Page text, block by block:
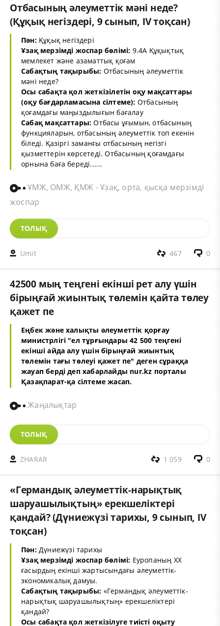
Отбасының әлеуметтік мәні неде?
(Құқық негіздері, 9 сынып, IV тоқсан)
Пән:Құқық негіздері
Ұзақ мерзімді жоспар бөлімі: 9.4A Құқықтық
мемлекет және азаматтық қоғам
Сабақтың тақырыбы: Отбасының әлеуметтік
мәні неде?
Осы сабақта қол жеткізілетін оқу мақсаттары
(оқу бағдарламасына сілтеме): Отбасының
қоғамдағы маңыздылығын бағалау
Сабақ мақсаттары: Отбасы ұғымын, отбасының
функцияларын, отбасының әлеуметтік топ екенін
біледі. Қазіргі заманғы отбасының негізгі
қызметтерін көрсетеді. Отбасының қоғамдағы
орнына баға береді......
ҰМЖ, ОМЖ, ҚМЖ - Ұзақ, орта, қысқа мерзімді
жоспар
ТОЛЫҚ
Umit 0
467
42500 мың теңгені екінші рет алу үшін
бірыңғай жиынтық төлемін қайта төлеу
қажет пе
Еңбек және халықты әлеуметтік қорғау
министрлігі "ел тұрғындары 42 500 теңгені
екінші айда алу үшін бірыңғай жиынтық
төлемін тағы төлеуі қажет пе" деген сұраққа
жауап берді деп хабарлайды nur.kz порталы
Қазақпарат-қа сілтеме жасап.
Жаңалықтар
ТОЛЫҚ
ZHARAR 0
1 059
«Германдық әлеуметтік-нарықтық
шаруашылықтың» ерекшеліктері
қандай? (Дүниежүзі тарихы, 9 сынып, IV
тоқсан)
Пән:Дүниежүзі тарихы
Ұзақ мерзімді жоспар бөлімі: Еуропаның ХХ
ғасырдың екінші жартысындағы әлеуметтік-
экономикалық дамуы.
Сабақтың тақырыбы: «Германдық әлеуметтік-
нарықтық шаруашылықтың» ерекшеліктері
қандай?
Осы сабақта қол жеткізілуге тиісті оқыту